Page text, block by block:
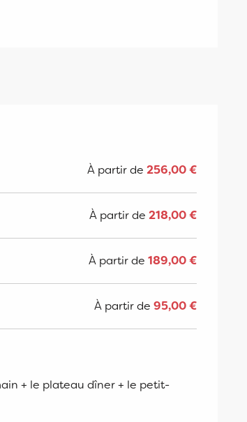
À partir de256,00 €
À partir de218,00 €
À partir de189,00 €
À partir de95,00 €
+ le plateau dîner + le petit-